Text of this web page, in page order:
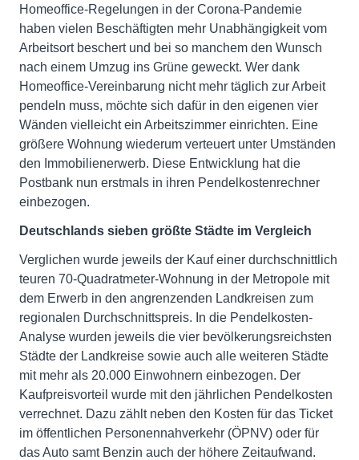
Homeoffice-Regelungen in der Corona-Pandemie
haben vielen Beschäftigten mehr Unabhängigkeit vom
Arbeitsort beschert und bei so manchem den Wunsch
nach einem Umzug ins Grüne geweckt. Wer dank
Homeoffice-Vereinbarung nicht mehr täglich zur Arbeit
pendeln muss, möchte sich dafür in den eigenen vier
Wänden vielleicht ein Arbeitszimmer einrichten. Eine
größere Wohnung wiederum verteuert unter Umständen
den Immobilienerwerb. Diese Entwicklung hat die
Postbank nun erstmals in ihren Pendelkostenrechner
einbezogen.
Deutschlands sieben größte Städte im Vergleich
Verglichen wurde jeweils der Kauf einer durchschnittlich
teuren 70-Quadratmeter-Wohnung in der Metropole mit
dem Erwerb in den angrenzenden Landkreisen zum
regionalen Durchschnittspreis. In die Pendelkosten-
Analyse wurden jeweils die vier bevölkerungsreichsten
Städte der Landkreise sowie auch alle weiteren Städte
mit mehr als 20.000 Einwohnern einbezogen. Der
Kaufpreisvorteil wurde mit den jährlichen Pendelkosten
verrechnet. Dazu zählt neben den Kosten für das Ticket
im öffentlichen Personennahverkehr (ÖPNV) oder für
das Auto samt Benzin auch der höhere Zeitaufwand.